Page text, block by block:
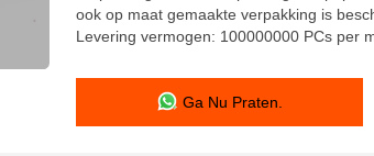
ook op maat gemaakte verpakking is
Levering vermogen: 100000000 PCs per
Ga Nu Praten.